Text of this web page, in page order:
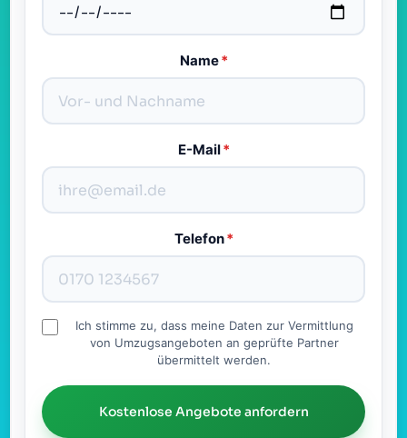
Name*
E-Mail*
Telefon*
Ich stimme zu, dass meine Daten zur Vermittlung
von Umzugsangeboten an geprüfte Partner
übermittelt werden.
Kostenlose Angebote anfordern